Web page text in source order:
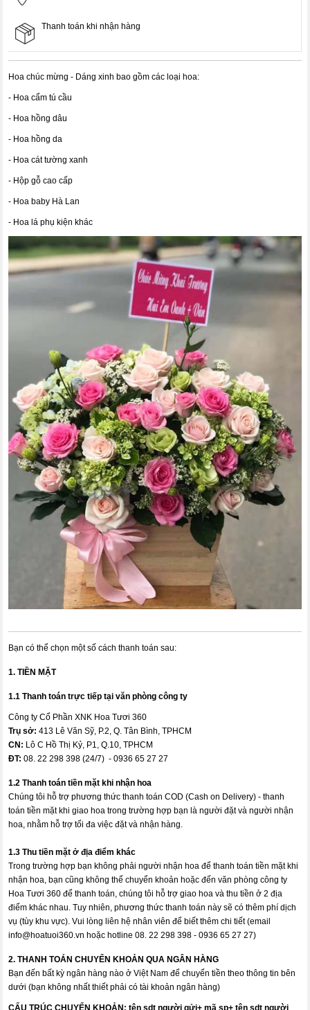
Thanh toán khi nhận hàng
Hoa chúc mừng - Dáng xinh bao gồm các loại hoa:
- Hoa cẩm tú cầu
- Hoa hồng dâu
- Hoa hồng da
- Hoa cát tường xanh
- Hộp gỗ cao cấp
- Hoa baby Hà Lan
- Hoa lá phụ kiện khác
Bạn có thể chọn một số cách thanh toán sau:
1. TIỀN MẶT
1.1 Thanh toán trực tiếp tại văn phòng công ty
Công ty Cổ Phần XNK Hoa Tươi 360
Trụ sở: 413 Lê Văn Sỹ, P.2, Q. Tân Bình, TPHCM
CN: Lô C Hồ Thị Kỷ, P1, Q.10, TPHCM
ĐT: 08. 22 298 398 (24/7) - 0936 65 27 27
1.2 Thanh toán tiền mặt khi nhận hoa
Chúng tôi hỗ trợ phương thức thanh toán COD (Cash on Delivery) - thanh
toán tiền mặt khi giao hoa trong trường hợp bạn là người đặt và người nhận
hoa, nhằm hỗ trợ tối đa việc đặt và nhận hàng.
1.3 Thu tiền mặt ở địa điểm khác
Trong trường hợp bạn không phải người nhận hoa để thanh toán tiền mặt khi
nhận hoa, bạn cũng không thể chuyển khoản hoặc đến văn phòng công ty
Hoa Tươi 360 để thanh toán, chúng tôi hỗ trợ giao hoa và thu tiền ở 2 địa
điểm khác nhau. Tuy nhiên, phương thức thanh toán này sẽ có thêm phí dịch
vụ (tùy khu vực). Vui lòng liên hệ nhân viên để biết thêm chi tiết (email
info@hoatuoi360.vn hoặc hotline 08. 22 298 398 - 0936 65 27 27)
2. THANH TOÁN CHUYỂN KHOẢN QUA NGÂN HÀNG
Bạn đến bất kỳ ngân hàng nào ở Việt Nam để chuyển tiền theo thông tin bên
dưới (bạn không nhất thiết phải có tài khoản ngân hàng)
CẤU TRÚC CHUYỂN KHOẢN:tên sdt người gửi+ mã sp+ tên sdt người